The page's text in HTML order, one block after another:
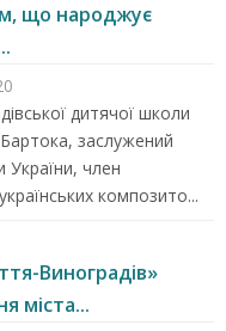
що народжує
дитячої школи
заслужений
України, член
композито...
Виноградів»
міста...